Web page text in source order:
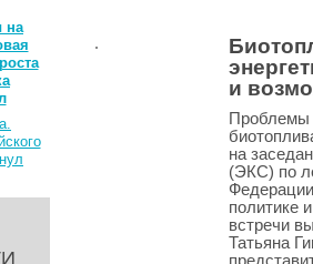
на
и
Проблемы
на
(ЭКС) по
политике
встречи
Татьяна